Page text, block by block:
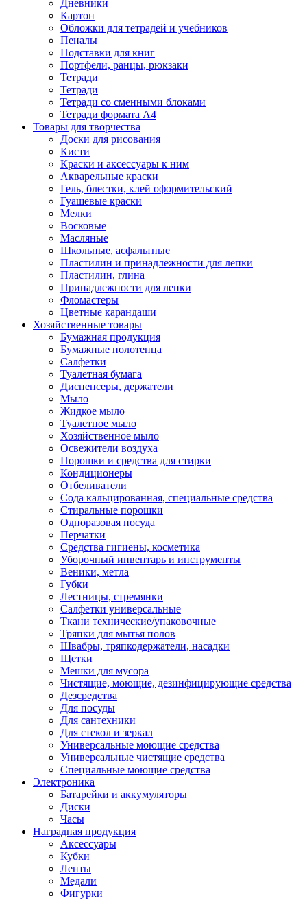
Дневники
Картон
Обложки для тетрадей и учебников
Пеналы
Подставки для книг
Портфели, ранцы, рюкзаки
Тетради
Тетради
Тетради со сменными блоками
Тетради формата А4
Товары для творчества
Доски для рисования
Кисти
Краски и аксессуары к ним
Акварельные краски
Гель, блестки, клей оформительский
Гуашевые краски
Мелки
Восковые
Масляные
Школьные, асфальтные
Пластилин и принадлежности для лепки
Пластилин, глина
Принадлежности для лепки
Фломастеры
Цветные карандаши
Хозяйственные товары
Бумажная продукция
Бумажные полотенца
Салфетки
Туалетная бумага
Диспенсеры, держатели
Мыло
Жидкое мыло
Туалетное мыло
Хозяйственное мыло
Освежители воздуха
Порошки и средства для стирки
Кондиционеры
Отбеливатели
Сода кальцированная, специальные средства
Стиральные порошки
Одноразовая посуда
Перчатки
Средства гигиены, косметика
Уборочный инвентарь и инструменты
Веники, метла
Губки
Лестницы, стремянки
Салфетки универсальные
Ткани технические/упаковочные
Тряпки для мытья полов
Швабры, тряпкодержатели, насадки
Щетки
Мешки для мусора
Чистящие, моющие, дезинфицирующие средства
Дезсредства
Для посуды
Для сантехники
Для стекол и зеркал
Универсальные моющие средства
Универсальные чистящие средства
Специальные моющие средства
Электроника
Батарейки и аккумуляторы
Диски
Часы
Наградная продукция
Аксессуары
Кубки
Ленты
Медали
Фигурки